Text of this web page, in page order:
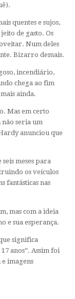
quentes e sujos,
de gasto. Os
Num deles
Bizarro demais.
incendiário,
chega ao fim
ainda.
Mas em certo
seria um
anunciou que
meses para
os veículos
fantásticas nas
mas com a ideia
e sua esperança.
significa
anos”. Assim foi
e imagens